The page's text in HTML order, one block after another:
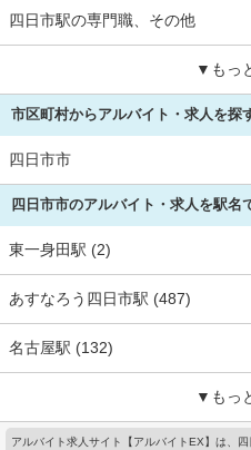
四日市駅の専門職、その他
▼もっ
市区町村からアルバイト・求人を探
四日市市
四日市市のアルバイト・求人を駅名
東一身田駅 (2)
あすなろう四日市駅 (487)
名古屋駅 (132)
▼もっ
アルバイト求人サイト【アルバイトEX】は、